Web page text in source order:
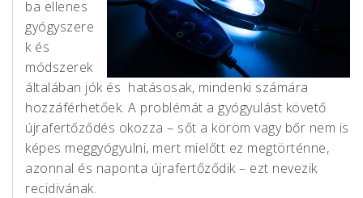
ba ellenes
gyógyszere
k és
módszerek
általában jók és hatásosak, mindenki számára
hozzáférhetőek. A problémát a gyógyulást követő
újrafertőződés okozza – sőt a köröm vagy bőr nem is
képes meggyógyulni, mert mielőtt ez megtörténne,
azonnal és naponta újrafertőződik – ezt nevezik
recidivának.